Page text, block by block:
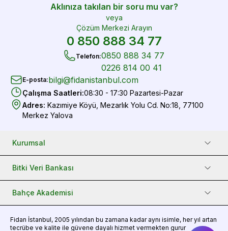
Aklınıza takılan bir soru mu var?
veya
Çözüm Merkezi Arayın
0 850 888 34 77
Telefon:0850 888 34 77
0226 814 00 41
E-posta:bilgi@fidanistanbul.com
Çalışma Saatleri:08:30 - 17:30 Pazartesi-Pazar
Adres: Kazımiye Köyü, Mezarlık Yolu Cd. No:18, 77100
Merkez Yalova
Kurumsal
Bitki Veri Bankası
Bahçe Akademisi
Fidan İstanbul, 2005 yılından bu zamana kadar aynı isimle, her yıl artan
tecrübe ve kalite ile güvene dayalı hizmet vermekten gurur